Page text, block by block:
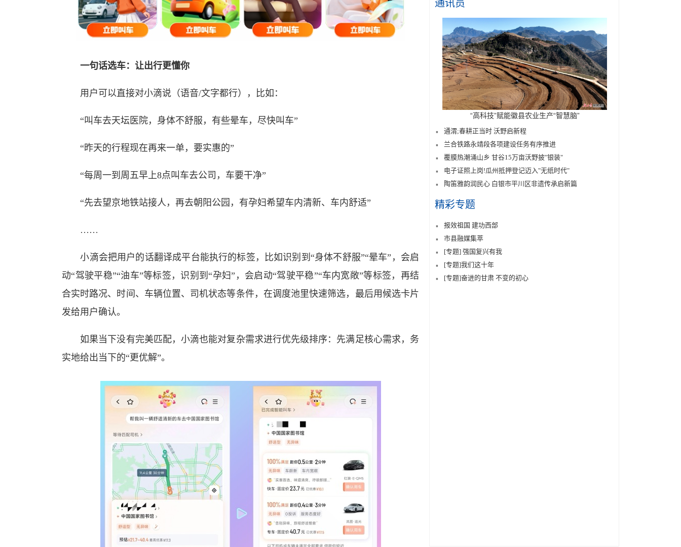
一句话选车：让出行更懂你
用户可以直接对小滴说（语音/文字都行），比如：
“叫车去天坛医院，身体不舒服，有些晕车，尽快叫车”
“昨天的行程现在再来一单，要实惠的”
“每周一到周五早上8点叫车去公司，车要干净”
“先去望京地铁站接人，再去朝阳公园，有孕妇希望车内清新、车内舒适”
……
小滴会把用户的话翻译成平台能执行的标签，比如识别到“身体不舒服”“晕车”，会启
动“驾驶平稳”“油车”等标签，识别到“孕妇”，会启动“驾驶平稳”“车内宽敞”等标签，再结
合实时路况、时间、车辆位置、司机状态等条件，在调度池里快速筛选，最后用候选卡片
发给用户确认。
如果当下没有完美匹配，小滴也能对复杂需求进行优先级排序：先满足核心需求，务
实地给出当下的“更优解”。
通讯员
“高科技”赋能徽县农业生产“智慧脑”
通渭;春耕正当时 沃野启新程
兰合铁路永靖段各项建设任务有序推进
覆膜热潮涌山乡 甘谷15万亩沃野披"银装"
电子证照上岗!瓜州抵押登记迈入"无纸时代"
陶笛雅韵润民心 白银市平川区非遗传承启新篇
精彩专题
报效祖国 建功西部
市县融媒集萃
[专题] 强国复兴有我
[专题]我们这十年
[专题]奋进的甘肃 不变的初心